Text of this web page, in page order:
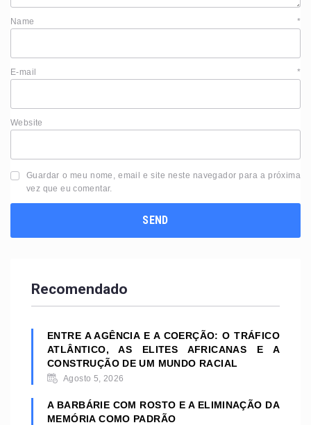
Name *
E-mail *
Website
Guardar o meu nome, email e site neste navegador para a próxima
vez que eu comentar.
Recomendado
ENTRE A AGÊNCIA E A COERÇÃO: O TRÁFICO
ATLÂNTICO, AS ELITES AFRICANAS E A
CONSTRUÇÃO DE UM MUNDO RACIAL
Agosto 5, 2026
A BARBÁRIE COM ROSTO E A ELIMINAÇÃO DA
MEMÓRIA COMO PADRÃO